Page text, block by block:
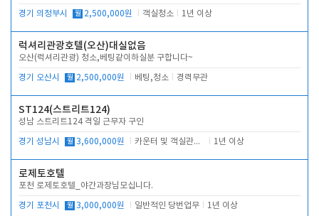
경기 의정부시 월 2,500,000원 객실청소 1년 이상
럭셔리관광호텔(오산)대실없음
오산(럭셔리관광) 청소,베팅같이하실분 구합니다~
경기 오산시 월 2,500,000원 베팅,청소 경력무관
ST124(스트리트124)
성남 스트리트124 격일 근무자 구인
경기 성남시 월 3,600,000원 카운터 및 객실관리 전반 1년 이상
로제토호텔
포천 로제토호텔_야간과장님모십니다.
경기 포천시 월 3,000,000원 일반적인 당번업무 1년 이상